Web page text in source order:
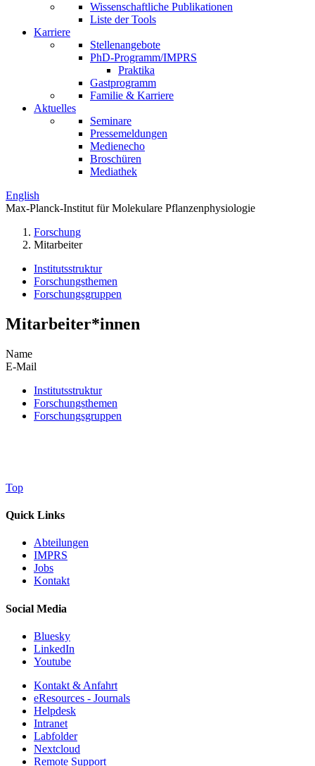
Wissenschaftliche Publikationen
Liste der Tools
Karriere
Stellenangebote
PhD-Programm/IMPRS
Praktika
Gastprogramm
Familie & Karriere
Aktuelles
Seminare
Pressemeldungen
Medienecho
Broschüren
Mediathek
English
Max-Planck-Institut für Molekulare Pflanzenphysiologie
Forschung
Mitarbeiter
Institutsstruktur
Forschungsthemen
Forschungsgruppen
Mitarbeiter*innen
Name
E-Mail
Institutsstruktur
Forschungsthemen
Forschungsgruppen
Top
Quick Links
Abteilungen
IMPRS
Jobs
Kontakt
Social Media
Bluesky
LinkedIn
Youtube
Kontakt & Anfahrt
eResources - Journals
Helpdesk
Intranet
Labfolder
Nextcloud
Remote Support